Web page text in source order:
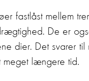
fastlåst mellem
De er
dier. Det svarer
meget længere tid.